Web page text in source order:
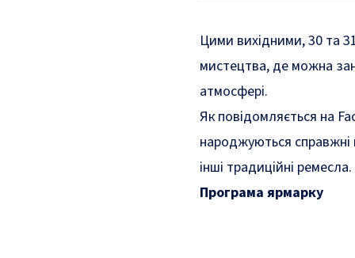
Цими вихідними, 30 та
мистецтва, де можна
атмосфері.
Як повідомляється на
народжуються справжні
інші традиційні ремесла.
Програма ярмарку